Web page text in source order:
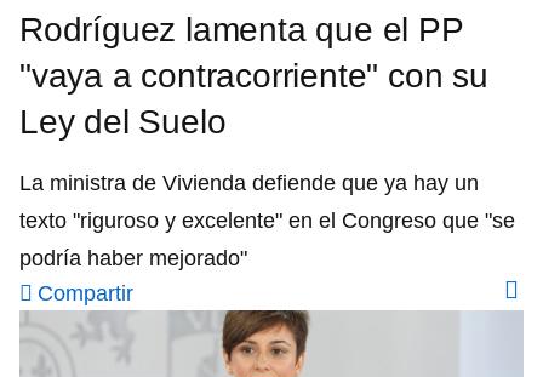
Rodríguez lamenta que el PP
"vaya a contracorriente" con su
Ley del Suelo
La ministra de Vivienda defiende que ya hay un
texto "riguroso y excelente" en el Congreso que "se
podría haber mejorado"
Compartir